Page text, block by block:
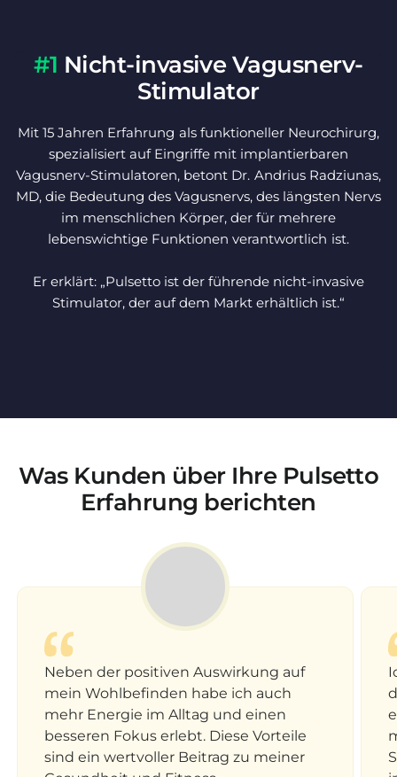
#1 Nicht-invasive Vagusnerv-
Stimulator
Mit 15 Jahren Erfahrung als funktioneller Neurochirurg,
spezialisiert auf Eingriffe mit implantierbaren
Vagusnerv-Stimulatoren, betont Dr. Andrius Radziunas,
MD, die Bedeutung des Vagusnervs, des längsten Nervs
im menschlichen Körper, der für mehrere
lebenswichtige Funktionen verantwortlich ist.
Er erklärt: „Pulsetto ist der führende nicht-invasive
Stimulator, der auf dem Markt erhältlich ist.“
Was Kunden über Ihre Pulsetto
Erfahrung berichten
Neben der positiven Auswirkung auf
mein Wohlbefinden habe ich auch
mehr Energie im Alltag und einen
besseren Fokus erlebt. Diese Vorteile
sind ein wertvoller Beitrag zu meiner